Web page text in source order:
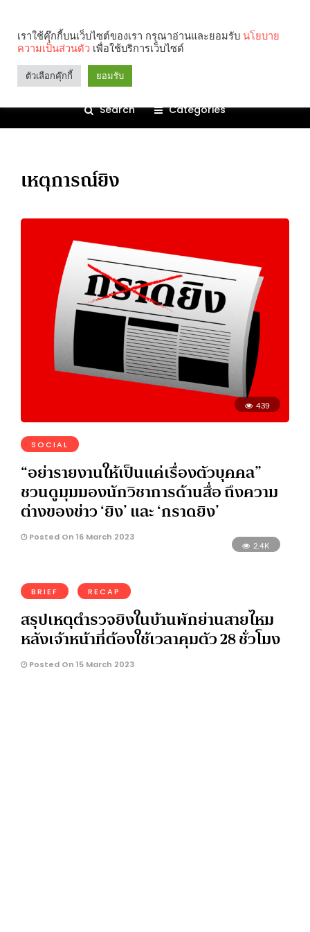
Search Categories
เหตุการณ์ยิง
439
SOCIAL
“อย่ารายงานให้เป็นแค่เรื่องตัวบุคคล”
ชวนดูมุมมองนักวิชาการด้านสื่อ ถึงความ
ต่างของข่าว ‘ยิง’ และ ‘กราดยิง’
Posted On 16 March 2023
2.4K
BRIEF RECAP
สรุปเหตุตำรวจยิงในบ้านพักย่านสายไหม
หลังเจ้าหน้าที่ต้องใช้เวลาคุมตัว 28 ชั่วโมง
Posted On 15 March 2023
เราใช้คุ๊กกี้บนเว็บไซต์ของเรา กรุณาอ่านและยอมรับ นโยบาย
ความเป็นส่วนตัว เพื่อใช้บริการเว็บไซต์
ตัวเลือกคุ๊กกี้ ยอมรับ